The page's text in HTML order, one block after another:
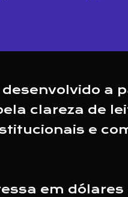
desenvolvido a
clareza de
e
em dólares